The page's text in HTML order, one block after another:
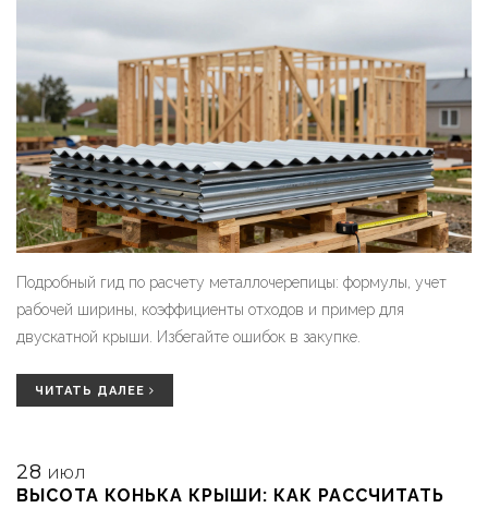
Подробный гид по расчету металлочерепицы: формулы, учет
рабочей ширины, коэффициенты отходов и пример для
двускатной крыши. Избегайте ошибок в закупке.
ЧИТАТЬ ДАЛЕЕ
28 ИЮЛ
ВЫСОТА КОНЬКА КРЫШИ: КАК РАССЧИТАТЬ